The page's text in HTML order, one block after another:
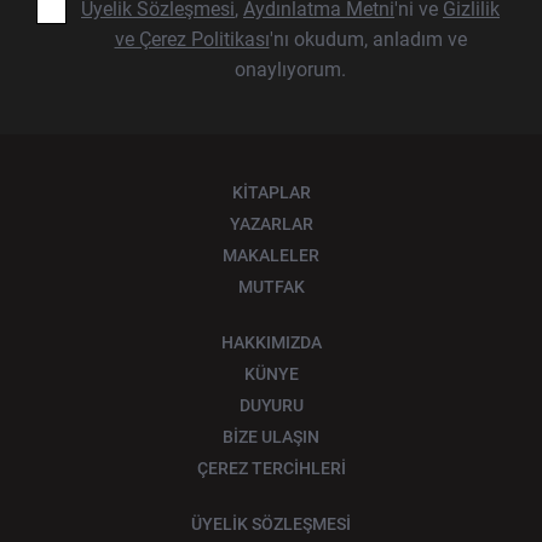
Üyelik Sözleşmesi, Aydınlatma Metni'ni ve Gizlilik
ve Çerez Politikası'nı okudum, anladım ve
onaylıyorum.
KİTAPLAR
YAZARLAR
MAKALELER
MUTFAK
HAKKIMIZDA
KÜNYE
DUYURU
BİZE ULAŞIN
ÇEREZ TERCİHLERİ
ÜYELİK SÖZLEŞMESİ